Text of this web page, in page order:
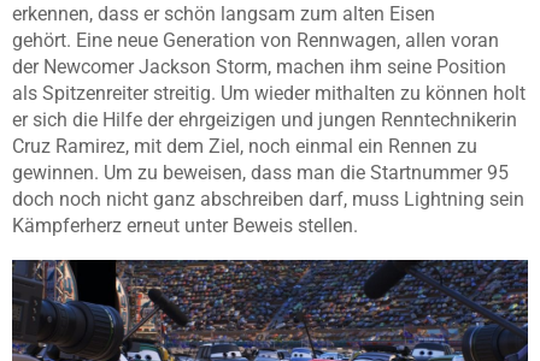
erkennen, dass er schön langsam zum alten Eisen
gehört. Eine neue Generation von Rennwagen, allen voran
der Newcomer Jackson Storm, machen ihm seine Position
als Spitzenreiter streitig. Um wieder mithalten zu können holt
er sich die Hilfe der ehrgeizigen und jungen Renntechnikerin
Cruz Ramirez, mit dem Ziel, noch einmal ein Rennen zu
gewinnen. Um zu beweisen, dass man die Startnummer 95
doch noch nicht ganz abschreiben darf, muss Lightning sein
Kämpferherz erneut unter Beweis stellen.